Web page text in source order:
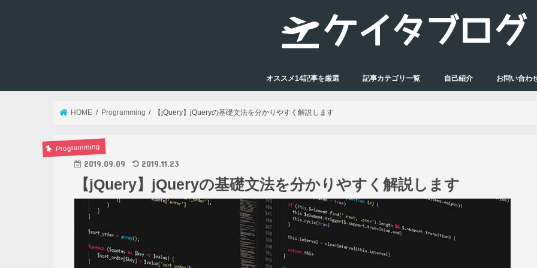
オススメ14記事を厳選 記事カテゴリ一覧 自己紹介 お問い合わ
HOME Programming 【jQuery】jQueryの基礎文法を分かりやすく解説します
Programming
2019.09.09 2019.11.23
【jQuery】jQueryの基礎文法を分かりやすく解説します